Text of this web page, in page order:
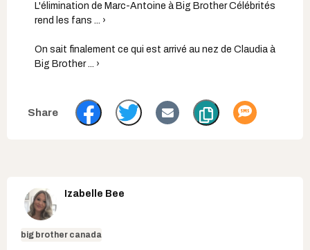
L'élimination de Marc-Antoine à Big Brother Célébrités
rend les fans ... ›
On sait finalement ce qui est arrivé au nez de Claudia à
Big Brother ... ›
Izabelle Bee
big brother canada